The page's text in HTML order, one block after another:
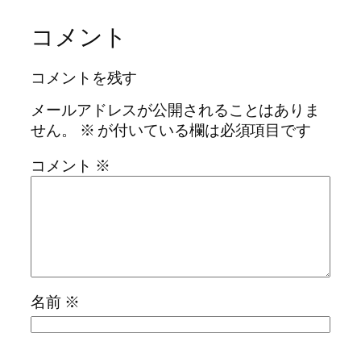
コメント
コメントを残す
メールアドレスが公開されることはありま
せん。
※ が付いている欄は必須項目です
コメント ※
名前 ※